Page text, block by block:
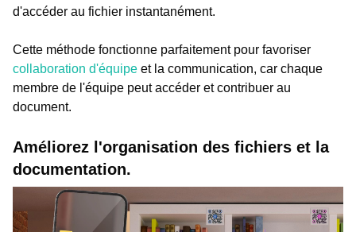
d'accéder au fichier instantanément.
Cette méthode fonctionne parfaitement pour favoriser
collaboration d'équipe et la communication, car chaque
membre de l'équipe peut accéder et contribuer au
document.
Améliorez l'organisation des fichiers et la
documentation.